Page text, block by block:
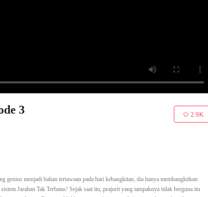
3 2.9K
genius menjadi bahan tertawaan pada hari kebangkitan, dia hanya membangkitkan
Jarahan Tak Terbatas! Sejak saat itu, prajurit yang tampaknya tidak berguna itu